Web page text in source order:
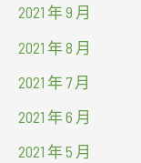
2021 年 9 月
2021 年 8 月
2021 年 7 月
2021 年 6 月
2021 年 5 月